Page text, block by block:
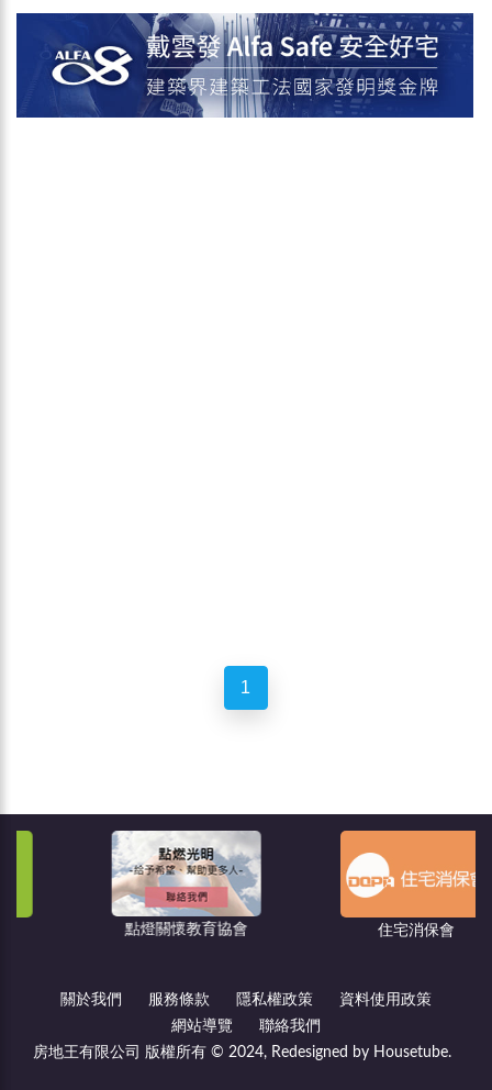
1
點燈關懷教育協會 住宅消保會
關於我們 服務條款 隱私權政策
資料使用政策
網站導覽
聯絡我們
房地王有限公司 版權所有 © 2024, Redesigned by Housetube.